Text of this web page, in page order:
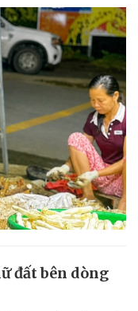
đất bên dòng